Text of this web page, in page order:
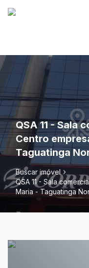
QSA 11 - Sala
Centro
Taguatinga
Buscar imóvel
QSA 11 - Sala
Maria - Taguatinga